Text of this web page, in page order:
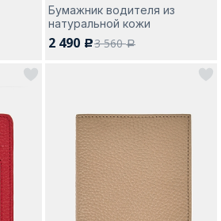
Изменить город
Бумажник водителя из
натуральной кожи
2 490 c3 560a